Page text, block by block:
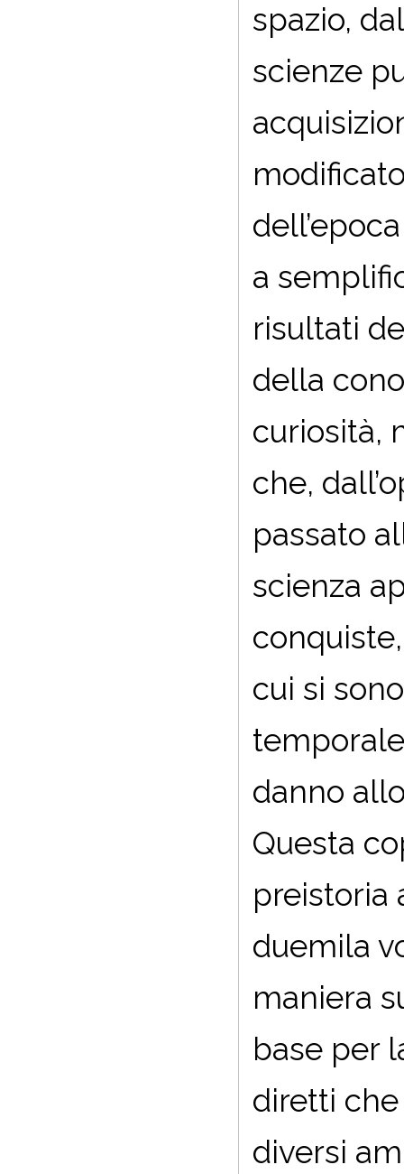
spazio,
scienze
a
risultati
della
curiosità,
che,
passato
scienza
cui si
danno
Questa
preistoria
duemila
maniera
base per
diretti
diversi